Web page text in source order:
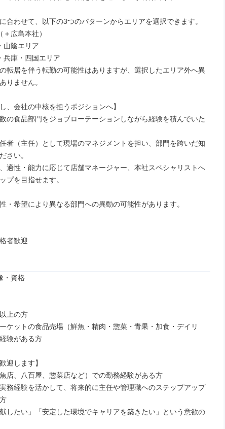
合わせて、以下の3つのパターンからエリアを選択できます。
広島本社）
山陰エリア
兵庫・四国エリア
転居を伴う転勤の可能性はありますが、選択したエリア外へ異
りません。
、会社の中核を担うポジションへ】
の食品部門をジョブローテーションしながら経験を積んでいた
者（主任）として現場のマネジメントを担い、部門を跨いだ知
さい。
適性・能力に応じて店舗マネージャー、本社スペシャリストへ
プを目指せます。
・希望により異なる部門への異動の可能性があります。
者歓迎
・資格
上の方
ケットの食品売場（鮮魚・精肉・惣菜・青果・加食・デイリ
験がある方
迎します】
店、八百屋、惣菜店など）での勤務経験がある方
務経験を活かして、将来的に主任や管理職へのステップアップ
したい」「安定した環境でキャリアを築きたい」という意欲の